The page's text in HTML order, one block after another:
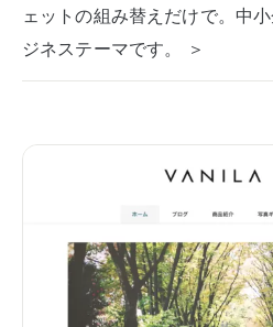
ェットの組み替えだけで。中
ジネステーマです。 ＞